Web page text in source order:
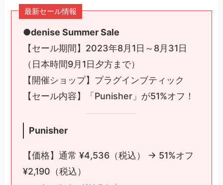
最新セール情報
●denise Summer Sale
【セール期間】2023年8月1日～8月31日
（日本時間9月1日夕方まで）
【開催ショップ】プラグインブティック
【セール内容】「Punisher」が51%オフ！
Punisher
【価格】通常 ¥4,536（税込） → 51%オフ
¥2,190（税込）